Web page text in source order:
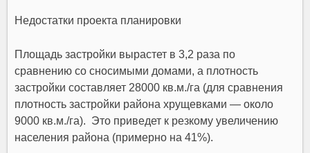
Недостатки проекта планировки
Площадь застройки вырастет в 3,2 раза по
сравнению со сносимыми домами, а плотность
застройки составляет 28000 кв.м./га (для сравнения
плотность застройки района хрущевками — около
9000 кв.м./га). Это приведет к резкому увеличению
населения района (примерно на 41%).